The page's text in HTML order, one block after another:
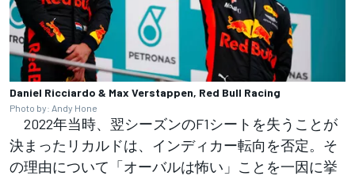
Daniel Ricciardo & Max Verstappen, Red Bull Racing
Photo by: Andy Hone
2022年当時、翌シーズンのF1シートを失うことが
決まったリカルドは、インディカー転向を否定。そ
の理由について「オーバルは怖い」ことを一因に挙